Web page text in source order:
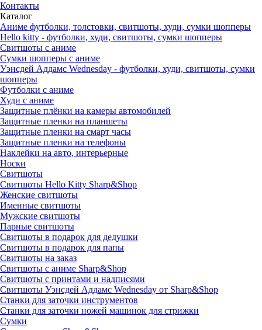
Контакты
Каталог
Аниме футболки, толстовки, свитшоты, худи, сумки шопперы
Hello kitty - футболки, худи, свитшоты, сумки шопперы
Свитшоты с аниме
Сумки шопперы с аниме
Уэнсдей Аддамс Wednesday - футболки, худи, свитшоты, сумки
шопперы
Футболки с аниме
Худи с аниме
Защитные плёнки на камеры автомобилей
Защитные пленки на планшеты
Защитные пленки на смарт часы
Защитные пленки на телефоны
Наклейки на авто, интерьерные
Носки
Свитшоты
Cвитшоты Hello Kitty Sharp&Shop
Женские свитшоты
Именные свитшоты
Мужские свитшоты
Парные свитшоты
Свитшоты в подарок для дедушки
Свитшоты в подарок для папы
Свитшоты на заказ
Свитшоты с аниме Sharp&Shop
Свитшоты с принтами и надписями
Свитшоты Уэнсдей Аддамс Wednesday от Sharp&Shop
Станки для заточки инструментов
Станки для заточки ножей машинок для стрижки
Сумки